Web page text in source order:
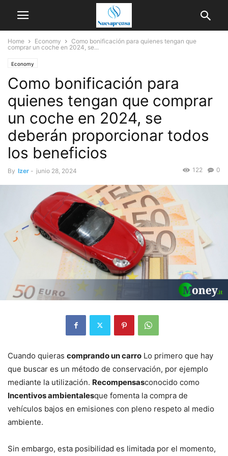
Home Economy
Como bonificación para quienes tengan que
comprar un coche en 2024, se...
Economy
Como bonificación para
quienes tengan que comprar
un coche en 2024, se
deberán proporcionar todos
los beneficios
By Izer - junio 28, 2024 0
122
Cuando quieras comprando un carro Lo primero que hay
que buscar es un método de conservación, por ejemplo
mediante la utilización. Recompensasconocido como
Incentivos ambientalesque fomenta la compra de
vehículos bajos en emisiones con pleno respeto al medio
ambiente.
Sin embargo, esta posibilidad es limitada por el momento,